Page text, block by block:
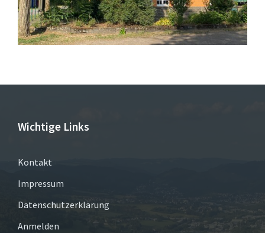
Wichtige Links
Kontakt
Impressum
Datenschutzerklärung
Anmelden